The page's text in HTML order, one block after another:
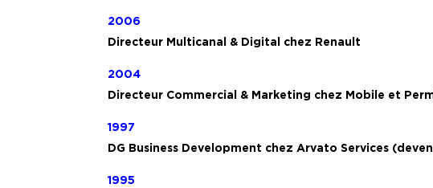
2006
Directeur Multicanal & Digital chez Renault
2004
Directeur Commercial & Marketing chez Mobile et
1997
DG Business Development chez Arvato Services
1995